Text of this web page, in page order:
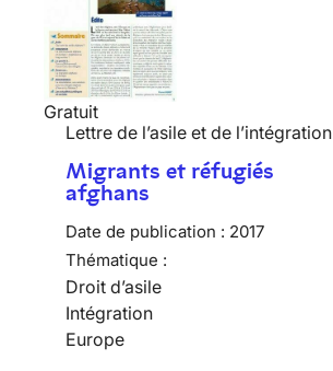
Gratuit
Lettre de l’asile et de l’intégration
Migrants et réfugiés
afghans
Date de publication : 2017
Thématique :
Droit d’asile
Intégration
Europe